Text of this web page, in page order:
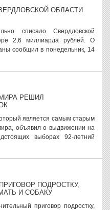
ОБЛАСТИ
списало Свердловской
2,6 миллиарда рублей. О
сообщил в понедельник, 14
РЕШИЛ
является самым старым
объявил о выдвижении на
выборах 92-летний
ПОДРОСТКУ,
И СОБАКУ
приговор подростку,